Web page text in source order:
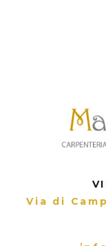
Via di